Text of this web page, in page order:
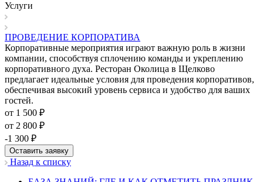
Услуги
ПРОВЕДЕНИЕ КОРПОРАТИВА
Корпоративные мероприятия играют важную роль в жизни
компании, способствуя сплочению команды и укреплению
корпоративного духа. Ресторан Околица в Щелково
предлагает идеальные условия для проведения корпоративов,
обеспечивая высокий уровень сервиса и удобство для ваших
гостей.
от 1 500 ₽
от 2 800 ₽
-1 300 ₽
Оставить заявку
Назад к списку